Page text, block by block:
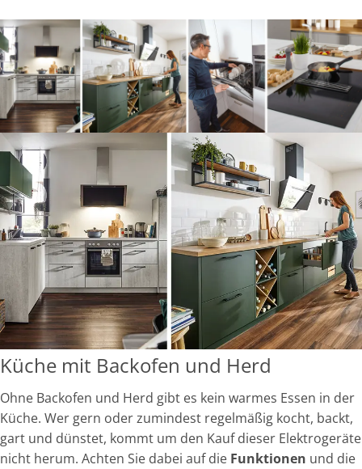
Küche mit Backofen und Herd
Ohne Backofen und Herd gibt es kein warmes Essen in der
Küche. Wer gern oder zumindest regelmäßig kocht, backt,
gart und dünstet, kommt um den Kauf dieser Elektrogeräte
nicht herum. Achten Sie dabei auf die Funktionen und die